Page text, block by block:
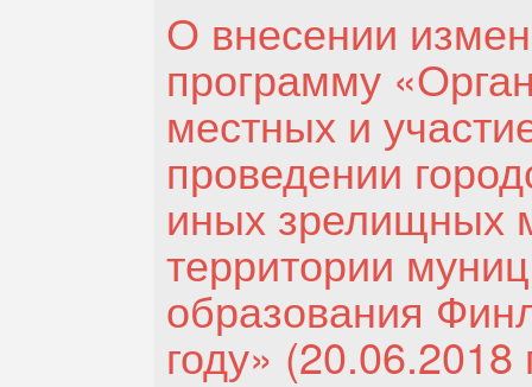
О внесении
программу
местных и
проведении
иных зрелищных
территории
образования
году»